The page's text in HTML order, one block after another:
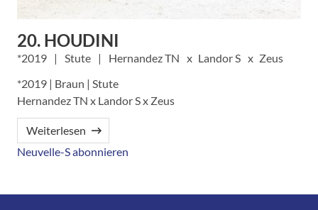
20. HOUDINI
2019 Stute Hernandez TN Landor S
Zeus
*2019 | Braun | Stute
Hernandez TN x Landor S x Zeus
Weiterlesen
Neuvelle-S abonnieren